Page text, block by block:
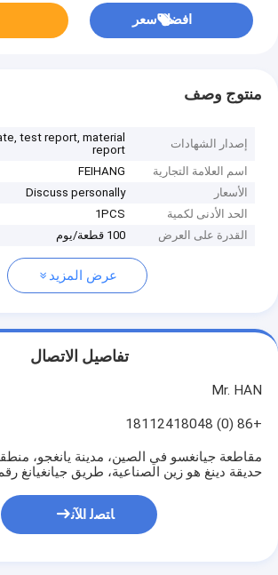
افضل سعر
منتوج وصف
إصدار الشهادات
test report, material
report
اسم العلامة التجارية
FEIHANG
الأسعار
Discuss personally
الحد الأدنى لكمية
1PCS
القدرة على العرض
100 قطعة/يوم
عرض المزيد
تفاصيل الاتصال
Mr. HAN
+86 (0) 18112418048
مقاطعة جيانغسو في الصين، مدينة يانغجو،
حديقة دينغ هو زين الصناعية، طريق جيانغيانغ رقم
ﺎﺘﺼﻟ ﺍﻶﻧ